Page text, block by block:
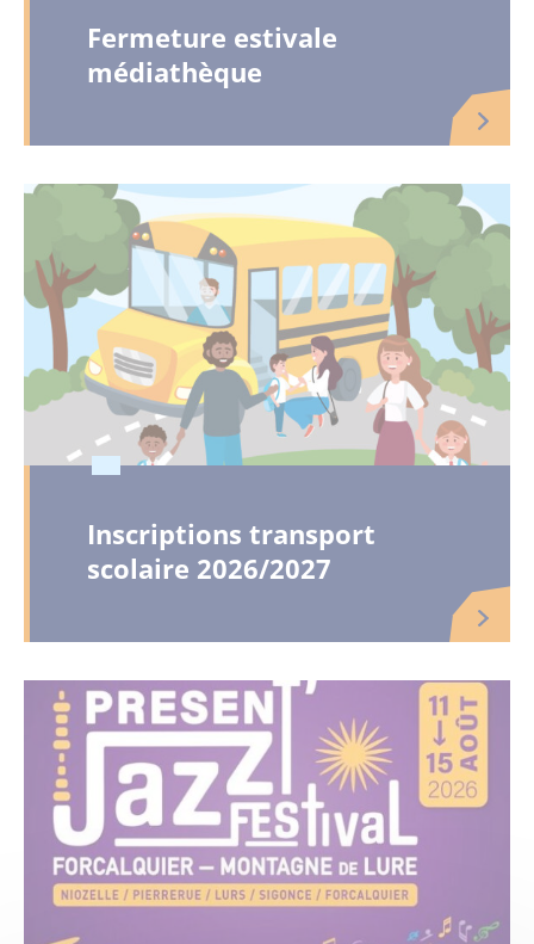
Fermeture estivale
médiathèque
Inscriptions transport
scolaire 2026/2027